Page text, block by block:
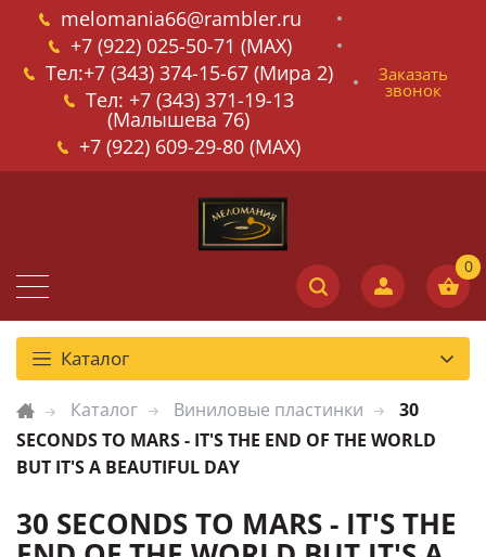
melomania66@rambler.ru
+7 (922) 025-50-71 (MAX)
Тел:+7 (343) 374-15-67 (Мира 2)
Тел: +7 (343) 371-19-13
(Малышева 76)
+7 (922) 609-29-80 (MAX)
Заказать
звонок
Каталог
Каталог Виниловые пластинки
30
SECONDS TO MARS - IT'S THE END OF THE WORLD
BUT IT'S A BEAUTIFUL DAY
30 SECONDS TO MARS - IT'S THE